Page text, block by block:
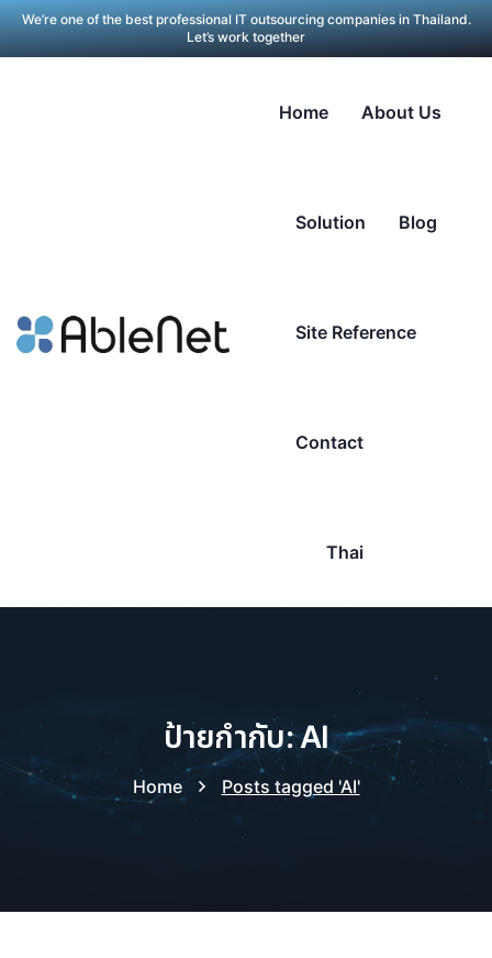
We’re one of the best professional IT outsourcing companies in Thailand.
Let’s work together
Home About Us
Solution Blog
Site Reference
Contact
Thai
ป้ายกำกับ: AI
Home Posts tagged 'AI'